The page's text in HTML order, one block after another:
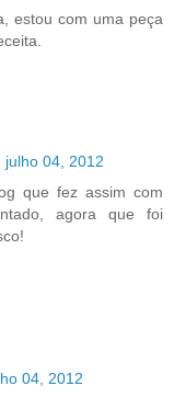
estou com uma peça
04, 2012
que fez assim com
agora que foi
04, 2012